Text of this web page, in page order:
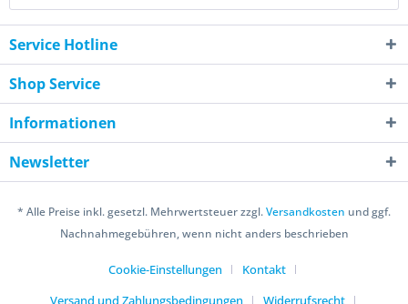
Service Hotline
Shop Service
Informationen
Newsletter
* Alle Preise inkl. gesetzl. Mehrwertsteuer zzgl.Versandkosten und ggf.
Nachnahmegebühren, wenn nicht anders beschrieben
Cookie-Einstellungen
Kontakt
Versand und Zahlungsbedingungen
Widerrufsrecht